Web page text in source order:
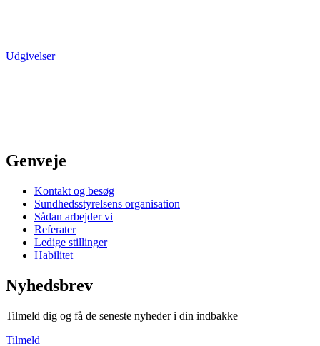
Udgivelser
Genveje
Kontakt og besøg
Sundhedsstyrelsens organisation
Sådan arbejder vi
Referater
Ledige stillinger
Habilitet
Nyhedsbrev
Tilmeld dig og få de seneste nyheder i din indbakke
Tilmeld